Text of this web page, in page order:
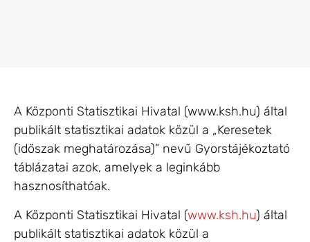
A Központi Statisztikai Hivatal (www.ksh.hu) által
publikált statisztikai adatok közül a „Keresetek
(időszak meghatározása)” nevű Gyorstájékoztató
táblázatai azok, amelyek a leginkább
hasznosíthatóak.
A Központi Statisztikai Hivatal (www.ksh.hu) által
publikált statisztikai adatok közül a